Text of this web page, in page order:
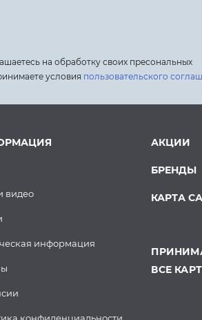
на обработку своих пресональных
условия пользовательского
видео
информация
АКЦИИ
БРЕНДЫ
КАРТА
ВСЕ